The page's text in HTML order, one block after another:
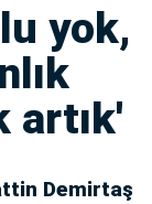
yok,
artık'
Demirtaş